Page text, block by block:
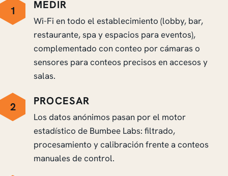
1 MEDIR
Wi-Fi en todo el establecimiento (lobby, bar,
restaurante, spa y espacios para eventos),
complementado con conteo por cámaras o
sensores para conteos precisos en accesos y
salas.
2 PROCESAR
Los datos anónimos pasan por el motor
estadístico de Bumbee Labs: filtrado,
procesamiento y calibración frente a conteos
manuales de control.